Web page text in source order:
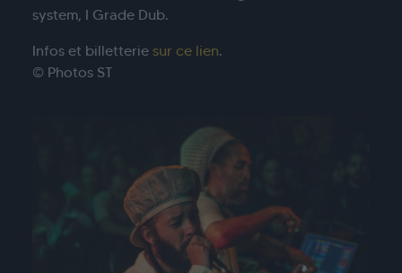
system, I Grade Dub.
Infos et billetterie sur ce lien.
© Photos ST